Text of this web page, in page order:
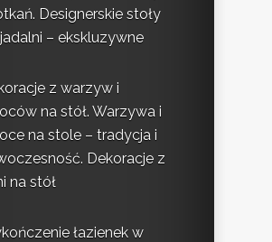
Designerskie stoły
– ekskluzywne
z warzyw i
na stół. Warzywa i
na stole – tradycja i
Dekoracje z
na stół
łazienek w